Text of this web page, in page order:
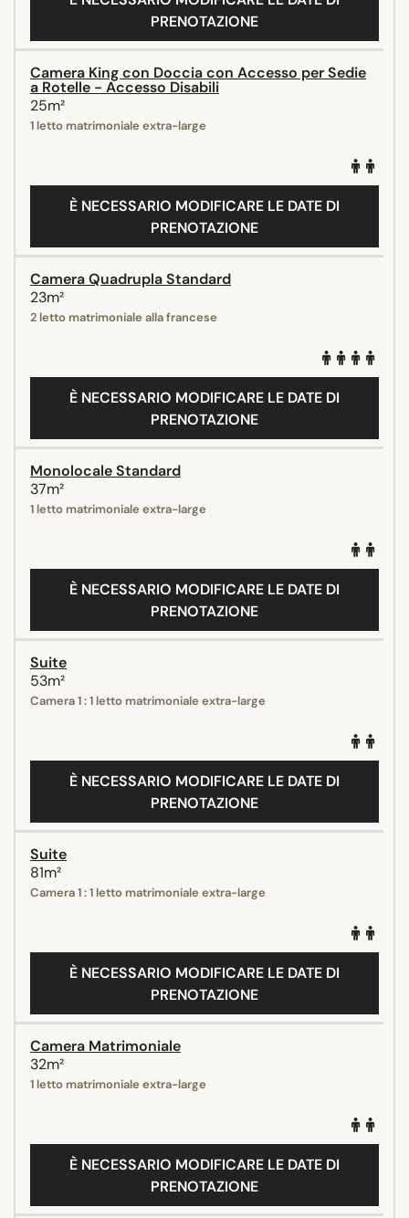
PRENOTAZIONE
Camera King con Doccia con Accesso per Sedie
a Rotelle - Accesso Disabili
25m²
1 letto matrimoniale extra-large
È NECESSARIO MODIFICARE LE DATE DI
PRENOTAZIONE
Camera Quadrupla Standard
23m²
2 letto matrimoniale alla francese
È NECESSARIO MODIFICARE LE DATE DI
PRENOTAZIONE
Monolocale Standard
37m²
1 letto matrimoniale extra-large
È NECESSARIO MODIFICARE LE DATE DI
PRENOTAZIONE
Suite
53m²
Camera 1 : 1 letto matrimoniale extra-large
È NECESSARIO MODIFICARE LE DATE DI
PRENOTAZIONE
Suite
81m²
Camera 1 : 1 letto matrimoniale extra-large
È NECESSARIO MODIFICARE LE DATE DI
PRENOTAZIONE
Camera Matrimoniale
32m²
1 letto matrimoniale extra-large
È NECESSARIO MODIFICARE LE DATE DI
PRENOTAZIONE